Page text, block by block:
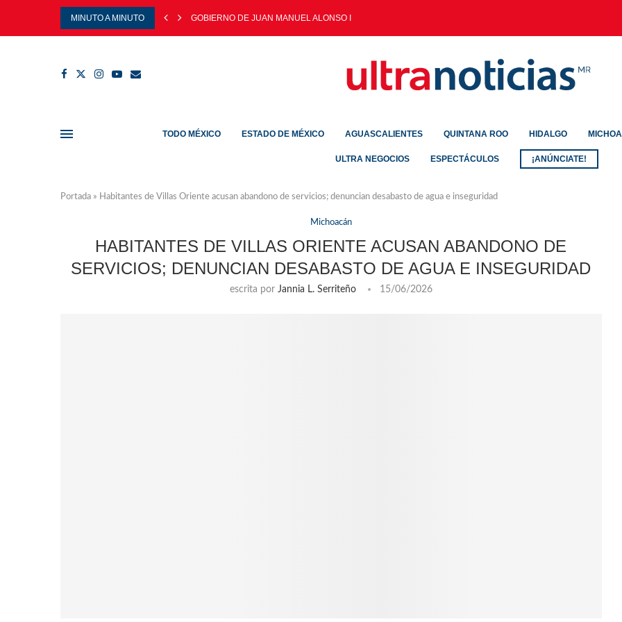
MINUTO A MINUTO GOBIERNO DE JUAN MANUEL ALONSO IMPULSA EL DEPORTE...
TODO MÉXICO ESTADO DE MÉXICO AGUASCALIENTES QUINTANA ROO HIDALGO
ULTRA NEGOCIOS ESPECTÁCULOS ¡ANÚNCIATE!
Portada » Habitantes de Villas Oriente acusan abandono de servicios; denuncian desabasto de agua e inseguridad
Michoacán
HABITANTES DE VILLAS ORIENTE ACUSAN ABANDONO DE
SERVICIOS; DENUNCIAN DESABASTO DE AGUA E INSEGURIDAD
escrita por Jannia L. Serriteño 15/06/2026